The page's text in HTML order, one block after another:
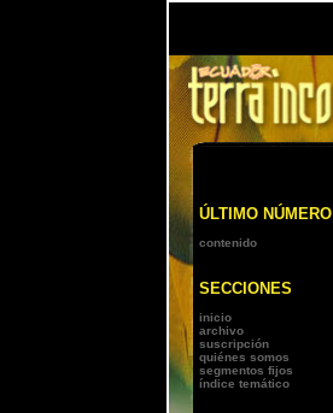
ÚLTIMO NÚMERO
contenido
SECCIONES
inicio
archivo
suscripción
quiénes somos
segmentos fijos
índice temático